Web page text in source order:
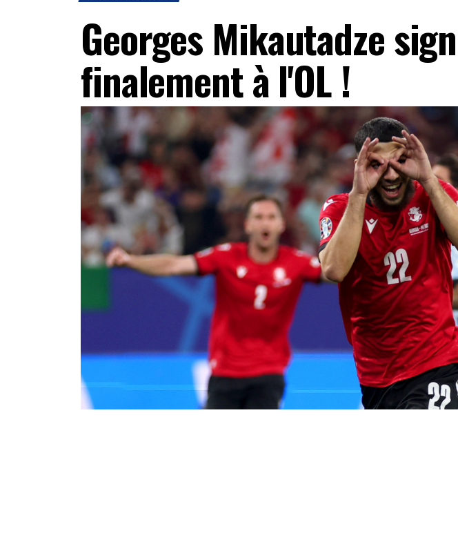
Georges Mikautadze
finalement à l'OL !